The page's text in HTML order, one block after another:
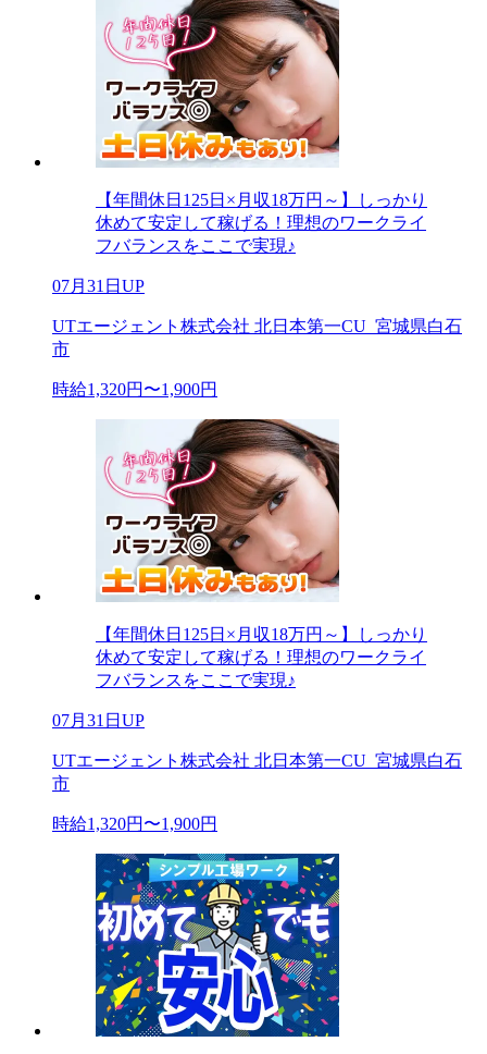
【年間休日125日×月収18万円～】しっかり
休めて安定して稼げる！理想のワークライ
フバランスをここで実現♪
07月31日UP
UTエージェント株式会社 北日本第一CU_宮城県白石
市
時給1,320円〜1,900円
【年間休日125日×月収18万円～】しっかり
休めて安定して稼げる！理想のワークライ
フバランスをここで実現♪
07月31日UP
UTエージェント株式会社 北日本第一CU_宮城県白石
市
時給1,320円〜1,900円